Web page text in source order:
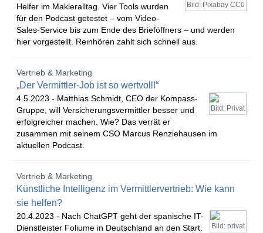
Bild: Pixabay CC0
Helfer im Makleralltag. Vier Tools wurden
für den Podcast getestet – vom Video-
Sales-Service bis zum Ende des Brieföffners – und werden
hier vorgestellt. Reinhören zahlt sich schnell aus.
Vertrieb & Marketing
„Der Vermittler-Job ist so wertvoll!“
Bild: Privat
4.5.2023 - Matthias Schmidt, CEO der Kompass-
Gruppe, will Versicherungsvermittler besser und
erfolgreicher machen. Wie? Das verrät er
zusammen mit seinem CSO Marcus Renziehausen im
aktuellen Podcast.
Vertrieb & Marketing
Künstliche Intelligenz im Vermittlervertrieb: Wie kann
sie helfen?
Bild: privat
20.4.2023 - Nach ChatGPT geht der spanische IT-
Dienstleister Foliume in Deutschland an den Start.